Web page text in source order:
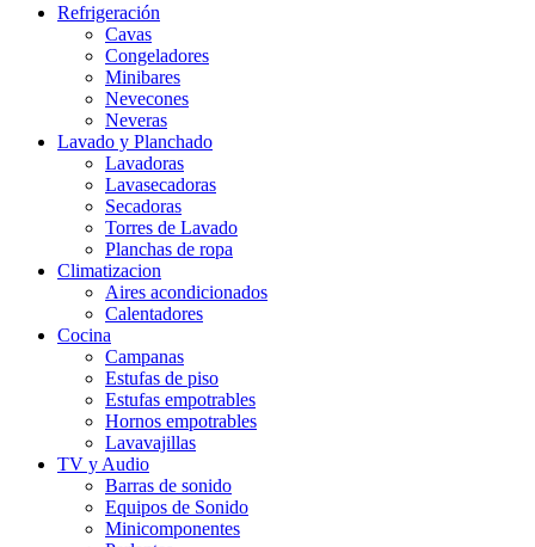
Refrigeración
Cavas
Congeladores
Minibares
Nevecones
Neveras
Lavado y Planchado
Lavadoras
Lavasecadoras
Secadoras
Torres de Lavado
Planchas de ropa
Climatizacion
Aires acondicionados
Calentadores
Cocina
Campanas
Estufas de piso
Estufas empotrables
Hornos empotrables
Lavavajillas
TV y Audio
Barras de sonido
Equipos de Sonido
Minicomponentes